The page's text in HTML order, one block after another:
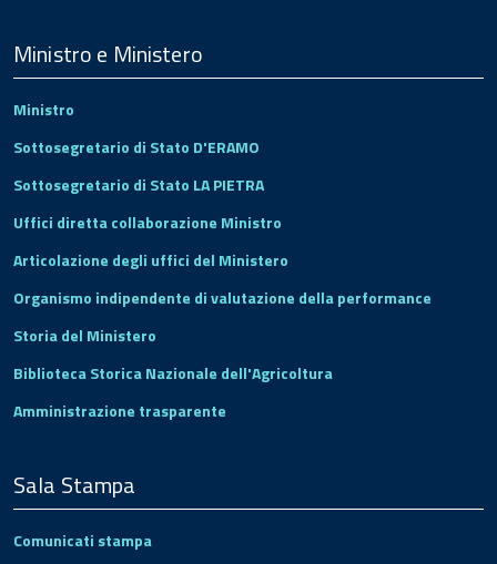
Footer
Ministro e Ministero
Ministro
Sottosegretario di Stato D'ERAMO
Sottosegretario di Stato LA PIETRA
Uffici diretta collaborazione Ministro
Articolazione degli uffici del Ministero
Organismo indipendente di valutazione della performance
Storia del Ministero
Biblioteca Storica Nazionale dell'Agricoltura
Amministrazione trasparente
Sala Stampa
Comunicati stampa